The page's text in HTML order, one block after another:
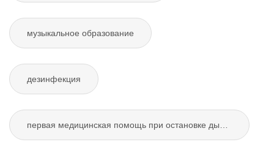
музыкальное образование
дезинфекция